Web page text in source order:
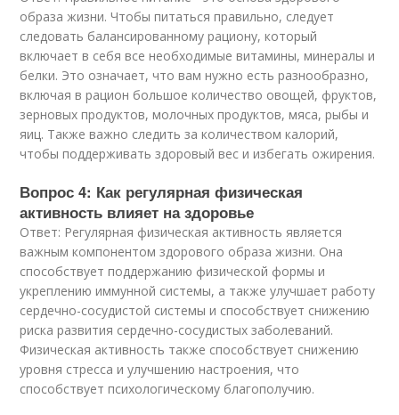
образа жизни. Чтобы питаться правильно, следует
следовать балансированному рациону, который
включает в себя все необходимые витамины, минералы и
белки. Это означает, что вам нужно есть разнообразно,
включая в рацион большое количество овощей, фруктов,
зерновых продуктов, молочных продуктов, мяса, рыбы и
яиц. Также важно следить за количеством калорий,
чтобы поддерживать здоровый вес и избегать ожирения.
Вопрос 4: Как регулярная физическая
активность влияет на здоровье
Ответ: Регулярная физическая активность является
важным компонентом здорового образа жизни. Она
способствует поддержанию физической формы и
укреплению иммунной системы, а также улучшает работу
сердечно-сосудистой системы и способствует снижению
риска развития сердечно-сосудистых заболеваний.
Физическая активность также способствует снижению
уровня стресса и улучшению настроения, что
способствует психологическому благополучию.